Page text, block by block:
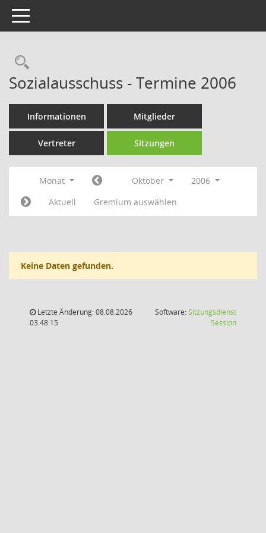
Toggle navigation
Rechercheauswahl
Sozialausschuss - Termine 2006
Informationen Mitglieder
Vertreter Sitzungen
Monat Oktober
2006
Aktuell
Gremium auswählen
Keine Daten gefunden.
Letzte Änderung: 08.08.2026
03:48:15
Software:Sitzungsdienst
Session(Wird in